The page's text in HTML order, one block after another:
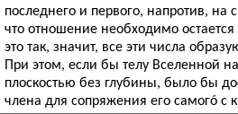
последнего и первого, напротив, на
что отношение необходимо
это так, значит, все эти числа
При этом, если бы телу Вселенной
плоскостью без глубины, было бы
члена для сопряжения его самогó с